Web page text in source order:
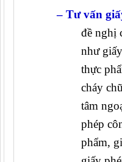
– Tư vấn
đề nghị
như
thực
cháy
tâm
phép
phẩm,